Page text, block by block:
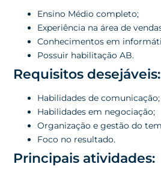
Ensino Médio completo;
Experiência na área de
Conhecimentos em
Possuir habilitação AB.
Requisitos desejáveis:
Habilidades de comunicação;
Habilidades em negociação;
Organização e gestão do
Foco no resultado.
Principais atividades: